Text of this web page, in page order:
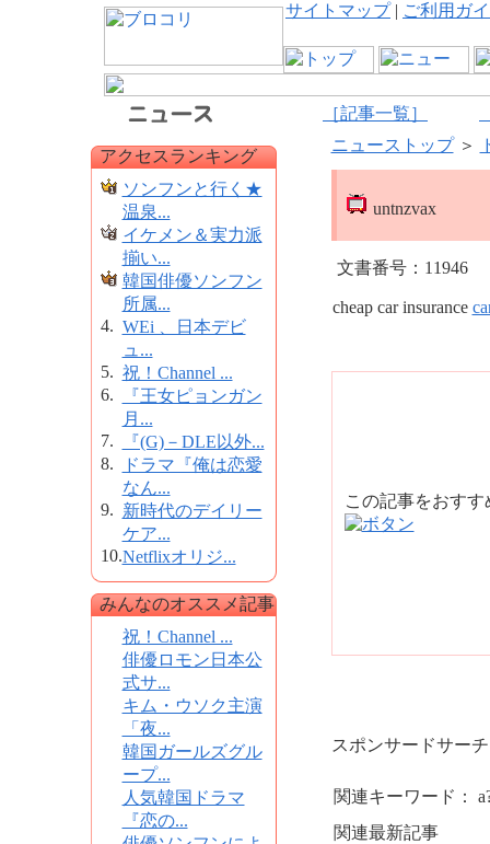
サイトマップ| ご利用ガ
［記事一覧］
アクセスランキング
ソンフンと行く★
温泉...
イケメン＆実力派
揃い...
韓国俳優ソンフン
所属...
4. WEi 、日本デビ
ュ...
5. 祝！Channel ...
6.
『王女ピョンガン
月...
7.
『(G)－DLE以外...
8.
ドラマ『俺は恋愛
なん...
9. 新時代のデイリー
ケア...
10.Netflixオリジ...
みんなのオススメ記事
祝！Channel ...
俳優ロモン日本公
式サ...
キム・ウソク主演
「夜...
韓国ガールズグル
ープ...
人気韓国ドラマ
『恋の...
ニューストップ＞
untnzvax
文書番号：11946
cheap car insurance
この記事をおす
スポンサードサーチ
関連キーワード：
関連最新記事